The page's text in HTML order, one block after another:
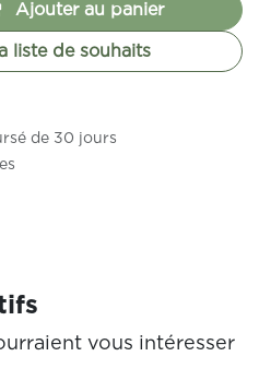
Ajouter au panier
liste de souhaits
de 30 jours
vous intéresser